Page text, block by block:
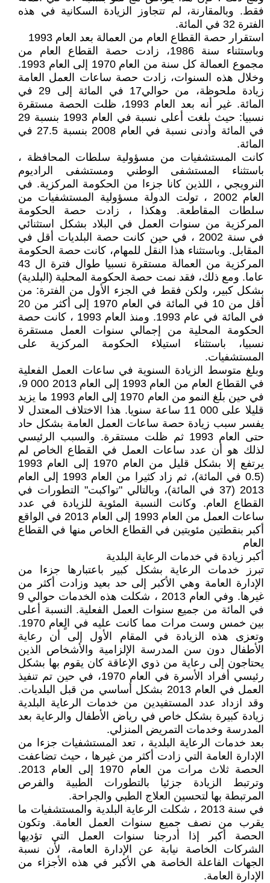
فقط. وبالمقارنة، لم تتجاوز الزيادة السكانية في هذه
الفترة 32 في المائة.
استقرار حصة القطاع العام من العمالة بعد العام 1993
وباستثناء سنة 1986، زادت حصة القطاع العام من
مجموع العمالة كل سنة من العام 1970 إلى العام 1993.
وخلال هذه السنوات، زادت حصة ساعات العمل العامة
زيادة ملحوظة، من حوالي17 في المائة إلى 29 في
المائة. غير أنه بعد العام 1993، ظلت الحصة مستقرة
نسبيا: حيث بلغت أعلى نسبة في العام 1993 بنسبة 29
في المائة وأدنى نسبة في العام 2008 بنسبة 27.5 في
المائة.
كانت المستشفيات من مسؤولية سلطات المحافظة ،
باستثناء المستشفى الوطني ومستشفى الراديوم
النرويجي ، اللذين كانا جزءا من الحكومة المركزية. في
العام 2002 ، تولت الدولة مسؤولية المستشفيات من
سلطات المقاطعة. وهكذا ، زادت حصة الحكومة
المركزية من سنوات العمل في البلاد بشكل استثنائي
في سنة 2002 ، في حين كانت حصة البلديات أقل في
المقابل. وباستثناء هذا النقل للمهام، كانت حصة الحكومة
المركزية من العمالة مستقرة نسبيا طوال فترة ال 43
عاما. ومع ذلك، فقد نمت حصة الحكومة المحلية (البلدية)
بشكل كبير، ولكن فقط في الجزء الأول من الفترة: من
أقل من 10 في المائة في العام 1970 إلى أكثر من 20
في المائة في عام 1993. ومنذ العام 1993 ، كانت حصة
الحكومة المحلية من إجمالي سنوات العمل مستقرة
نسبيا، باستثناء استيلاء الحكومة المركزية على
المستشفيات.
وبلغ متوسط الزيادة السنوية في ساعات العمل الفعلية
في القطاع العام من العام 1993 إلى العام 2013 000 9،
في حين بلغ النمو من العام 1970 إلى العام 1993 ما يزيد
قليلا على 000 11 ساعة سنويا. هذا الاختلاف المعتدل لا
يفسر سبب زيادة حصة ساعات العمل العامة بشكل حاد
حتى العام 1993 ثم ظلت مستقرة. والسبب الرئيسي
لذلك هو أن عدد ساعات العمل في القطاع الخاص لم
يرتفع إلا بشكل قليل من العام 1970 إلى العام 1993
(0.5 في المائة)، ثم زاد كثيرا من العام 1993 إلى العام
2013 (37 في المائة)، وبالتالي "تواكبت" التطورات في
القطاع العام. وكانت النسبة المئوية للزيادة في عدد
ساعات العمل من العام 1993 إلى العام 2013 في الواقع
أكبر بنقطتين مئويتين في القطاع الخاص منها في القطاع
العام
أكبر زيادة في خدمات الرعاية البلدية
تبرز خدمات الرعاية بشكل كبير باعتبارها جزءا من
الإدارة العامة وهي الأكبر إلى حد بعيد وزادت أكثر من
غيرها. وفي العام 2013 ، شكلت هذه الخدمات حوالي 9
في المائة من جميع سنوات العمل الفعلية. النسبة أعلى
بين خمس وست مرات مما كانت عليه في الٍعام 1970.
وتعزى هذه الزيادة في المقام الأول إلى أن رعاية
الأطفال دون سن المدرسة الإلزامية والأشخاص الذين
يحتاجون إلى رعاية من ذوي الإعاقة كان يقوم بها بشكل
رئيسي أفراد الأسرة في العام 1970، في حين تم تنفيذ
العمل في العام 2013 بشكل أساسي من قبل البلديات.
وقد ازداد عدد المستفيدين من خدمات الرعاية البلدية
زيادة كبيرة بشكل خاص في رياض الأطفال والرعاية بعد
المدرسة وخدمات التمريض المنزلي.
بعد خدمات الرعاية البلدية ، تعد المستشفيات جزءا من
الإدارة العامة التي زادت أكثر من غيرها ، حيث تضاعفت
الحصة ثلاث مرات من العام 1970 إلى العام 2013.
وترتبط الزيادة جزئيا بالتطورات الطبية والفرص
المرتبطة بها لتحسين العلاج الطبي والجراحة.
في سنة 2013 ، شكلت الرعاية البلدية والمستشفيات ما
يقرب من نصف جميع سنوات العمل العامة. وتكون
الحصة أكبر إذا أدرجنا سنوات العمل التي تؤديها
الشركات الخاصة نيابة عن الإدارة العامة، لأن نسبة
الجهات الفاعلة الخاصة هي الأكبر في هذه الأجزاء من
الإدارة العامة.